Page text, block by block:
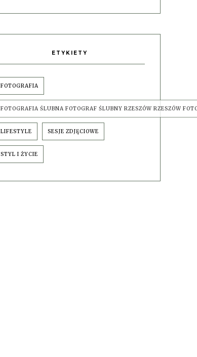
ETYKIETY
FOTOGRAFIA
FOTOGRAFIA ŚLUBNA FOTOGRAF ŚLUBNY RZESZÓW RZESZÓW
LIFESTYLE SESJE ZDJĘCIOWE
STYL I ŻYCIE